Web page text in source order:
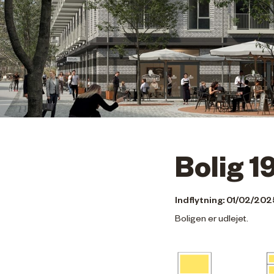
Bolig
Indflytning: 01/02/
Boligen er udlejet.